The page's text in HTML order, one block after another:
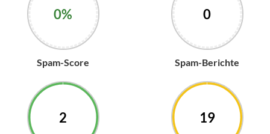
0%
Spam-Score
0
Spam-Berichte
2 19